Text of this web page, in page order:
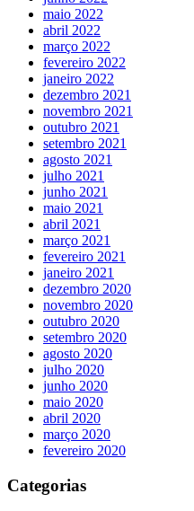
maio 2022
abril 2022
março 2022
fevereiro 2022
janeiro 2022
dezembro 2021
novembro 2021
outubro 2021
setembro 2021
agosto 2021
julho 2021
junho 2021
maio 2021
abril 2021
março 2021
fevereiro 2021
janeiro 2021
dezembro 2020
novembro 2020
outubro 2020
setembro 2020
agosto 2020
julho 2020
junho 2020
maio 2020
abril 2020
março 2020
fevereiro 2020
Categorias